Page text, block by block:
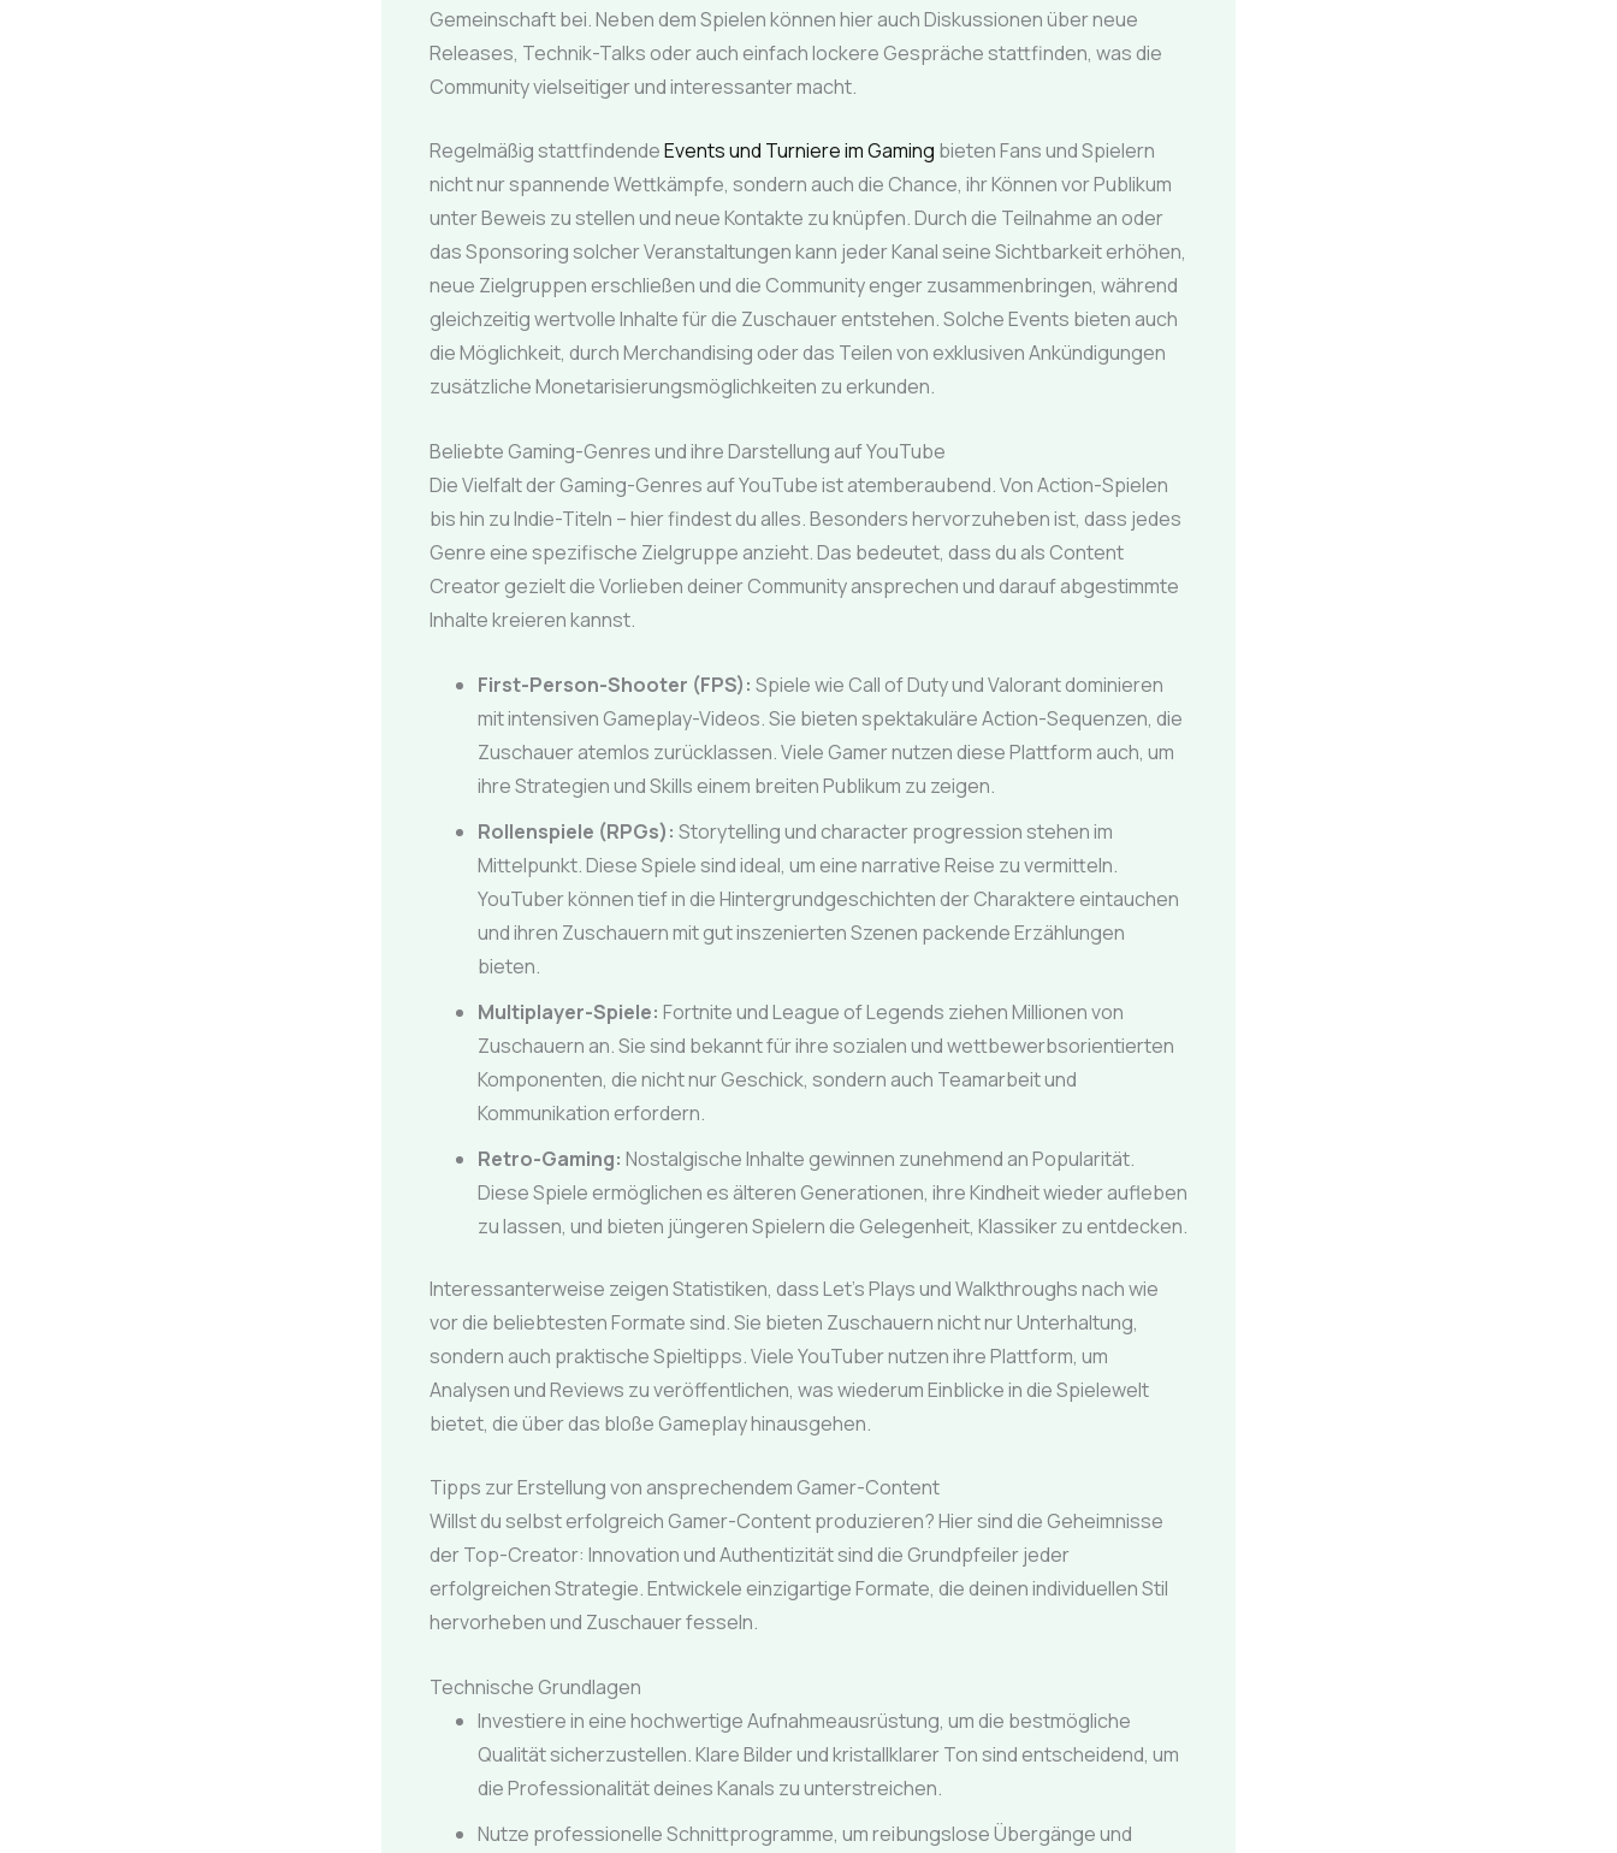
Gemeinschaft bei. Neben dem Spielen können hier auch Diskussionen über neue
Releases, Technik-Talks oder auch einfach lockere Gespräche stattfinden, was die
Community vielseitiger und interessanter macht.
Regelmäßig stattfindendeEvents und Turniere im Gaming bieten Fans und Spielern
nicht nur spannende Wettkämpfe, sondern auch die Chance, ihr Können vor Publikum
unter Beweis zu stellen und neue Kontakte zu knüpfen. Durch die Teilnahme an oder
das Sponsoring solcher Veranstaltungen kann jeder Kanal seine Sichtbarkeit erhöhen,
neue Zielgruppen erschließen und die Community enger zusammenbringen, während
gleichzeitig wertvolle Inhalte für die Zuschauer entstehen. Solche Events bieten auch
die Möglichkeit, durch Merchandising oder das Teilen von exklusiven Ankündigungen
zusätzliche Monetarisierungsmöglichkeiten zu erkunden.
Beliebte Gaming-Genres und ihre Darstellung auf YouTube
Die Vielfalt der Gaming-Genres auf YouTube ist atemberaubend. Von Action-Spielen
bis hin zu Indie-Titeln – hier findest du alles. Besonders hervorzuheben ist, dass jedes
Genre eine spezifische Zielgruppe anzieht. Das bedeutet, dass du als Content
Creator gezielt die Vorlieben deiner Community ansprechen und darauf abgestimmte
Inhalte kreieren kannst.
First-Person-Shooter (FPS): Spiele wie Call of Duty und Valorant dominieren
mit intensiven Gameplay-Videos. Sie bieten spektakuläre Action-Sequenzen, die
Zuschauer atemlos zurücklassen. Viele Gamer nutzen diese Plattform auch, um
ihre Strategien und Skills einem breiten Publikum zu zeigen.
Rollenspiele (RPGs): Storytelling und character progression stehen im
Mittelpunkt. Diese Spiele sind ideal, um eine narrative Reise zu vermitteln.
YouTuber können tief in die Hintergrundgeschichten der Charaktere eintauchen
und ihren Zuschauern mit gut inszenierten Szenen packende Erzählungen
bieten.
Multiplayer-Spiele: Fortnite und League of Legends ziehen Millionen von
Zuschauern an. Sie sind bekannt für ihre sozialen und wettbewerbsorientierten
Komponenten, die nicht nur Geschick, sondern auch Teamarbeit und
Kommunikation erfordern.
Retro-Gaming: Nostalgische Inhalte gewinnen zunehmend an Popularität.
Diese Spiele ermöglichen es älteren Generationen, ihre Kindheit wieder aufleben
zu lassen, und bieten jüngeren Spielern die Gelegenheit, Klassiker zu entdecken.
Interessanterweise zeigen Statistiken, dass Let’s Plays und Walkthroughs nach wie
vor die beliebtesten Formate sind. Sie bieten Zuschauern nicht nur Unterhaltung,
sondern auch praktische Spieltipps. Viele YouTuber nutzen ihre Plattform, um
Analysen und Reviews zu veröffentlichen, was wiederum Einblicke in die Spielewelt
bietet, die über das bloße Gameplay hinausgehen.
Tipps zur Erstellung von ansprechendem Gamer-Content
Willst du selbst erfolgreich Gamer-Content produzieren? Hier sind die Geheimnisse
der Top-Creator: Innovation und Authentizität sind die Grundpfeiler jeder
erfolgreichen Strategie. Entwickele einzigartige Formate, die deinen individuellen Stil
hervorheben und Zuschauer fesseln.
Technische Grundlagen
Investiere in eine hochwertige Aufnahmeausrüstung, um die bestmögliche
Qualität sicherzustellen. Klare Bilder und kristallklarer Ton sind entscheidend, um
die Professionalität deines Kanals zu unterstreichen.
Nutze professionelle Schnittprogramme, um reibungslose Übergänge und